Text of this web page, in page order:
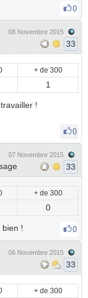
0
08 Novembre 2015
33
+ de 300
1
!
0
07 Novembre 2015
33
+ de 300
0
bien ! 0
06 Novembre 2015
33
+ de 300